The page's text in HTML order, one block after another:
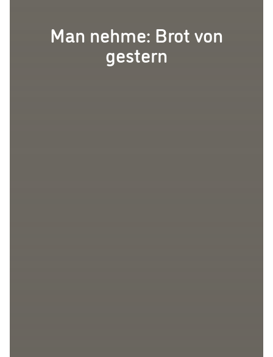
Man nehme: Brot von
gestern